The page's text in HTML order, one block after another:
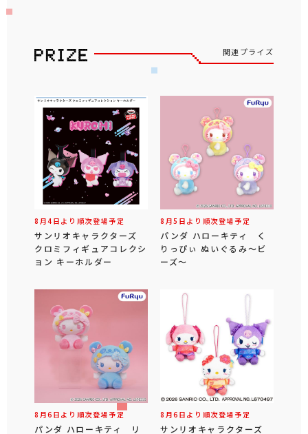
関連プライズ
8月4日より順次登場予定
サンリオキャラクターズ
クロミフィギュアコレクシ
ョン キーホルダー
8月5日より順次登場予定
パンダ ハローキティ く
りっぴぃ ぬいぐるみ～ビ
ーズ～
8月6日より順次登場予定
パンダ ハローキティ リ
8月6日より順次登場予定
サンリオキャラクターズ